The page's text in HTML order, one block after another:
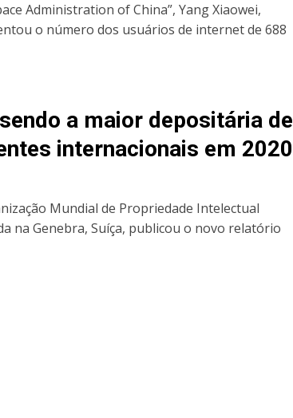
Administration of China”, Yang Xiaowei,
o número dos usuários de internet de 688
a maior depositária de
internacionais em 2020
Mundial de Propriedade Intelectual
na Genebra, Suíça, publicou o novo relatório